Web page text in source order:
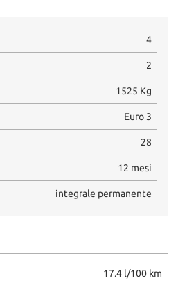
4
2
1525 Kg
Euro 3
28
12 mesi
integrale permanente
17.4 l/100 km